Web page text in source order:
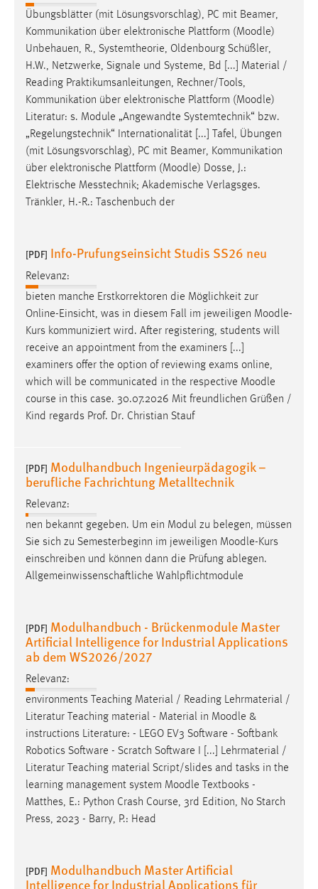
Übungsblätter (mit Lösungsvorschlag), PC mit Beamer,
Kommunikation über elektronische Plattform (Moodle)
Unbehauen, R., Systemtheorie, Oldenbourg Schüßler,
H.W., Netzwerke, Signale und Systeme, Bd [...] Material /
Reading Praktikumsanleitungen, Rechner/Tools,
Kommunikation über elektronische Plattform (Moodle)
Literatur: s. Module „Angewandte Systemtechnik“ bzw.
„Regelungstechnik“ Internationalität [...] Tafel, Übungen
(mit Lösungsvorschlag), PC mit Beamer, Kommunikation
über elektronische Plattform (Moodle) Dosse, J.:
Elektrische Messtechnik; Akademische Verlagsges.
Tränkler, H.-R.: Taschenbuch der
[PDF] Info-Prufungseinsicht Studis SS26 neu
Relevanz:
bieten manche Erstkorrektoren die Möglichkeit zur
Online-Einsicht, was in diesem Fall im jeweiligen Moodle-
Kurs kommuniziert wird. After registering, students will
receive an appointment from the examiners [...]
examiners offer the option of reviewing exams online,
which will be communicated in the respective Moodle
course in this case. 30.07.2026 Mit freundlichen Grüßen /
Kind regards Prof. Dr. Christian Stauf
[PDF] Modulhandbuch Ingenieurpädagogik –
berufliche Fachrichtung Metalltechnik
Relevanz:
nen bekannt gegeben. Um ein Modul zu belegen, müssen
Sie sich zu Semesterbeginn im jeweiligen Moodle-Kurs
einschreiben und können dann die Prüfung ablegen.
Allgemeinwissenschaftliche Wahlpflichtmodule
[PDF] Modulhandbuch - Brückenmodule Master
Artificial Intelligence for Industrial Applications
ab dem WS2026/2027
Relevanz:
environments Teaching Material / Reading Lehrmaterial /
Literatur Teaching material - Material in Moodle &
instructions Literature: - LEGO EV3 Software - Softbank
Robotics Software - Scratch Software I [...] Lehrmaterial /
Literatur Teaching material Script/slides and tasks in the
learning management system Moodle Textbooks -
Matthes, E.: Python Crash Course, 3rd Edition, No Starch
Press, 2023 - Barry, P.: Head
[PDF] Modulhandbuch Master Artificial
Intelligence for Industrial Applications für
Name:
Zweck:
Wird benötigt um die Chatfunktion nutzen zu können.
Cookie Laufzeit:
MibewSessionID, mibew-chat-frame-style-
5e9dbeb1811c0446 = Sitzungslaufzeit, mibew_locale = 3
Jahre, MIBEW_UserID = 1 Jahr
Login
Dieser Cookie ist notwendig um sich an der Website
einloggen zu können.
Cookie Laufzeit:
24 Stunden
STATISTIK
Statistik Cookies erfassen Informationen anonym.
Matomo
_pk_ref, _pk_cvar, _pk_id, _pk_ses
Zweck:
Zugriffsstatistik
Marketing Cookies werden von Drittanbietern
verwendet, um personalisierte Werbung anzuzeigen.
Sie tun dies, indem sie Besucher über Websites
Google Ads
Name:
_gcl_au